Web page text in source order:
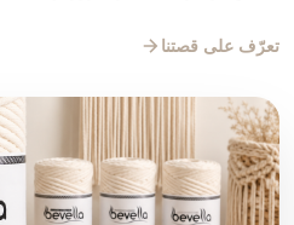
تعرّف على قصتنا